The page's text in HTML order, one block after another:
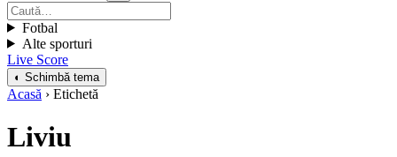
Fotbal
Alte sporturi
Live Score
◐ Schimbă tema
Acasă › Etichetă
Liviu